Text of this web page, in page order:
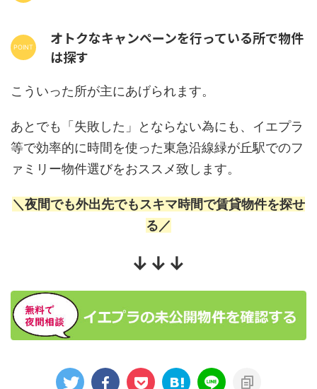
オトクなキャンペーンを行っている所で物件
は探す
こういった所が主にあげられます。
あとでも「失敗した」とならない為にも、イエプラ
等で効率的に時間を使った東急沿線緑が丘駅でのフ
ァミリー物件選びをおススメ致します。
＼夜間でも外出先でもスキマ時間で賃貸物件を探せ
る／
↓↓↓